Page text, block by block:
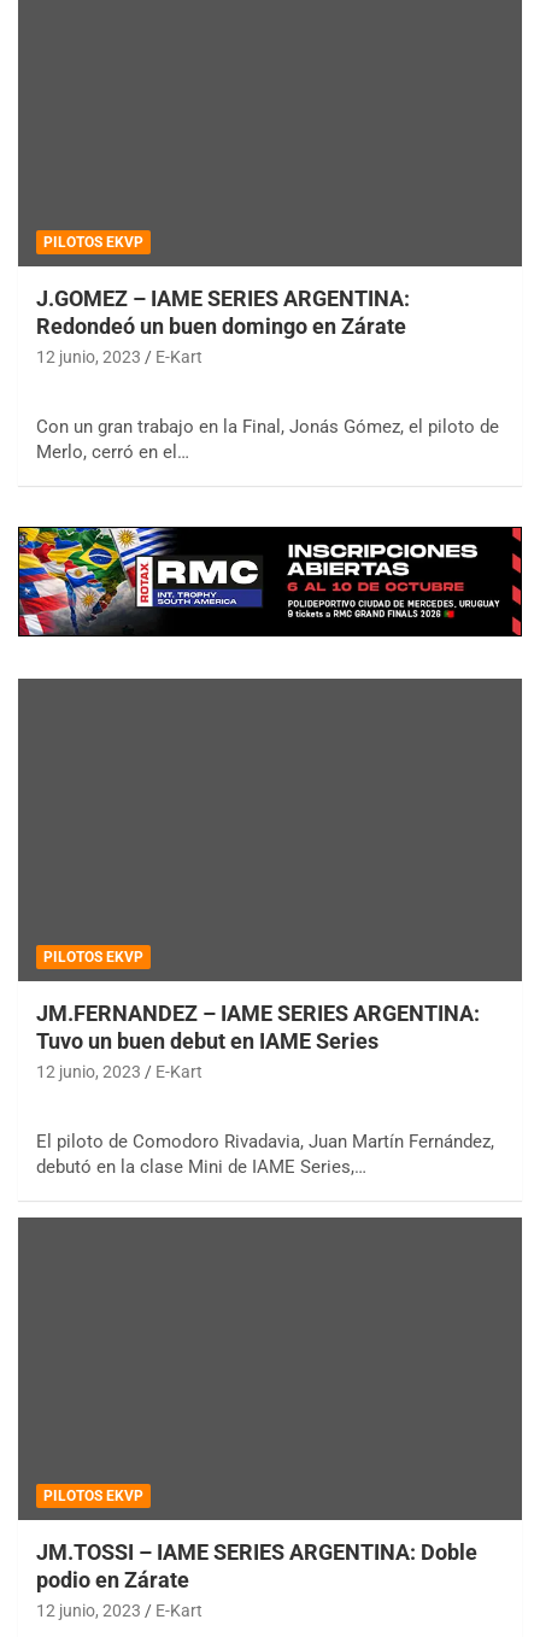
PILOTOS EKVP
J.GOMEZ – IAME SERIES ARGENTINA:
Redondeó un buen domingo en Zárate
12 junio, 2023 E-Kart
Con un gran trabajo en la Final, Jonás Gómez, el piloto de
Merlo, cerró en el…
PILOTOS EKVP
JM.FERNANDEZ – IAME SERIES ARGENTINA:
Tuvo un buen debut en IAME Series
12 junio, 2023 E-Kart
El piloto de Comodoro Rivadavia, Juan Martín Fernández,
debutó en la clase Mini de IAME Series,…
PILOTOS EKVP
JM.TOSSI – IAME SERIES ARGENTINA: Doble
podio en Zárate
12 junio, 2023 E-Kart
COBERTURA ESPECIAL DE E-KART.COM.AR